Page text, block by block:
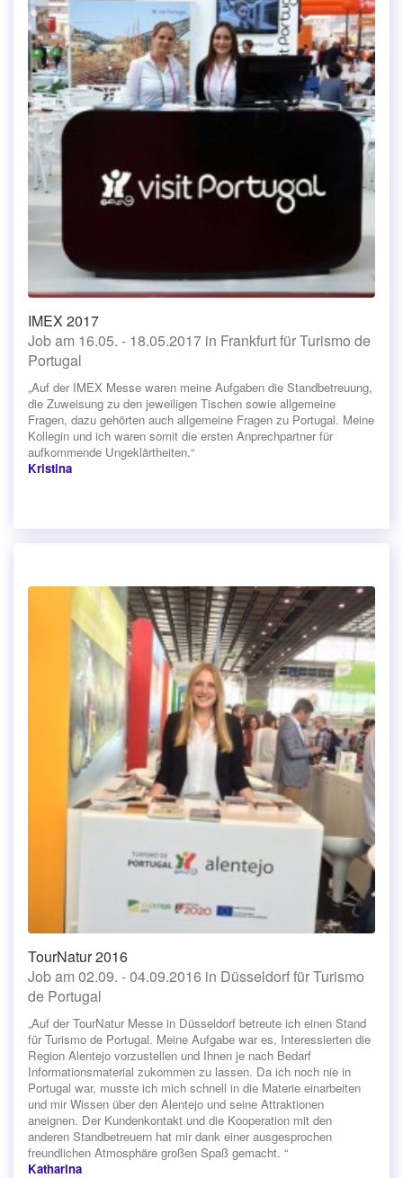
IMEX 2017
Job am 16.05. - 18.05.2017 in Frankfurt für Turismo de
Portugal
„Auf der IMEX Messe waren meine Aufgaben die Standbetreuung,
die Zuweisung zu den jeweiligen Tischen sowie allgemeine
Fragen, dazu gehörten auch allgemeine Fragen zu Portugal. Meine
Kollegin und ich waren somit die ersten Anprechpartner für
aufkommende Ungeklärtheiten.“
Kristina
TourNatur 2016
Job am 02.09. - 04.09.2016 in Düsseldorf für Turismo
de Portugal
„Auf der TourNatur Messe in Düsseldorf betreute ich einen Stand
für Turismo de Portugal. Meine Aufgabe war es, Interessierten die
Region Alentejo vorzustellen und Ihnen je nach Bedarf
Informationsmaterial zukommen zu lassen. Da ich noch nie in
Portugal war, musste ich mich schnell in die Materie einarbeiten
und mir Wissen über den Alentejo und seine Attraktionen
aneignen. Der Kundenkontakt und die Kooperation mit den
anderen Standbetreuern hat mir dank einer ausgesprochen
freundlichen Atmosphäre großen Spaß gemacht. “
Katharina